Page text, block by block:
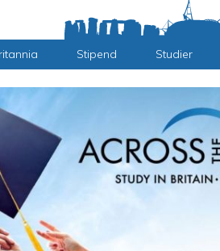
Stipend Studier